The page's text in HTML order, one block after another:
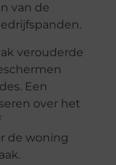
van de
verouderde
Een
over het
de woning